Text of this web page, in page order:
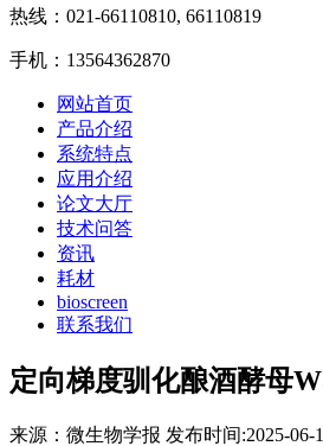
热线：021-66110810, 66110819
手机：13564362870
网站首页
产品介绍
系统特点
应用介绍
论文大厅
技术问答
资讯
耗材
bioscreen
联系我们
定向梯度驯化酿酒酵母
来源： 微生物学报 发布时间:2025-06-